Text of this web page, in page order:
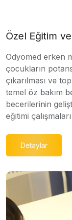
Özel Eğitim
Odyomed erken
çocukların
çıkarılması ve
temel öz bakım
becerilerinin
eğitimi
Detaylar